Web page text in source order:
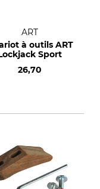
ART
à outils ART
Sport
26,70